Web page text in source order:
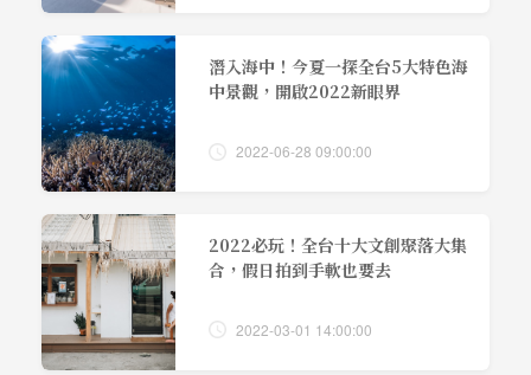
潛入海中！今夏一探全台5大特色海
中景觀，開啟2022新眼界
2022-06-28 09:00:00
2022必玩！全台十大文創聚落大集
合，假日拍到手軟也要去
2022-03-01 14:00:00